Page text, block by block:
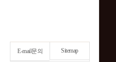
E-mail문의 Sitemap